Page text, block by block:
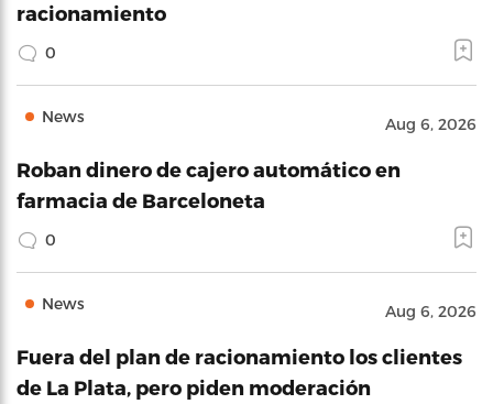
racionamiento
0
News Aug 6, 2026
Roban dinero de cajero automático en
farmacia de Barceloneta
0
News Aug 6, 2026
Fuera del plan de racionamiento los clientes
de La Plata, pero piden moderación